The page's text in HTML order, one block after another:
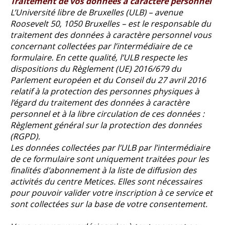
L’Université libre de Bruxelles (ULB) – avenue
Roosevelt 50, 1050 Bruxelles – est le responsable du
traitement des données à caractère personnel vous
concernant collectées par l’intermédiaire de ce
formulaire. En cette qualité, l’ULB respecte les
dispositions du Règlement (UE) 2016/679 du
Parlement européen et du Conseil du 27 avril 2016
relatif à la protection des personnes physiques à
l’égard du traitement des données à caractère
personnel et à la libre circulation de ces données :
Règlement général sur la protection des données
(RGPD).
Les données collectées par l’ULB par l’intermédiaire
de ce formulaire sont uniquement traitées pour les
finalités d'abonnement à la liste de diffusion des
activités du centre Metices. Elles sont nécessaires
pour pouvoir valider votre inscription à ce service et
sont collectées sur la base de votre consentement.